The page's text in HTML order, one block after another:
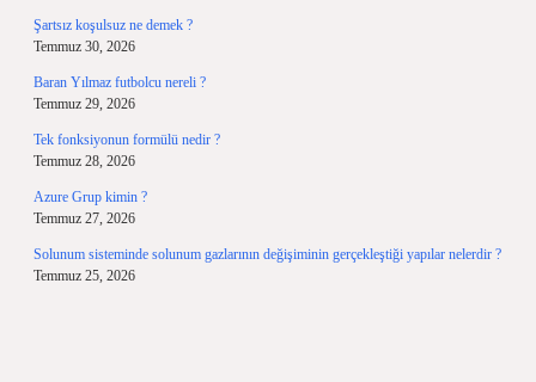
Şartsız koşulsuz ne demek ?
Temmuz 30, 2026
Baran Yılmaz futbolcu nereli ?
Temmuz 29, 2026
Tek fonksiyonun formülü nedir ?
Temmuz 28, 2026
Azure Grup kimin ?
Temmuz 27, 2026
Solunum sisteminde solunum gazlarının değişiminin gerçekleştiği yapılar nelerdir ?
Temmuz 25, 2026